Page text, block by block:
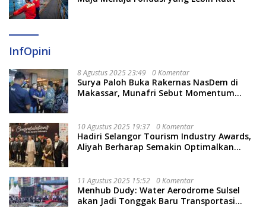
InfOpini
8 Agustus 2025 23:49 0 Komentar
Surya Paloh Buka Rakernas NasDem di
Makassar, Munafri Sebut Momentum
10 Agustus 2025 19:37 0 Komentar
Hadiri Selangor Tourism Industry Awards,
Aliyah Berharap Semakin Optimalkan
11 Agustus 2025 15:52 0 Komentar
Menhub Dudy: Water Aerodrome Sulsel
akan Jadi Tonggak Baru Transportasi